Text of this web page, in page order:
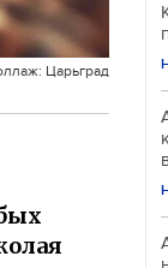
Царьград